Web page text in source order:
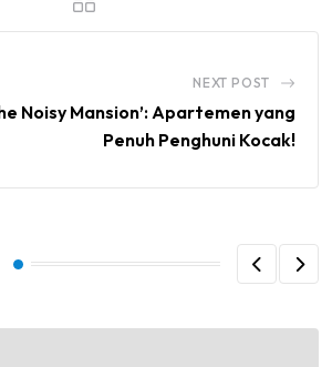
NEXT POST
Noisy Mansion’: Apartemen yang
Penuh Penghuni Kocak!